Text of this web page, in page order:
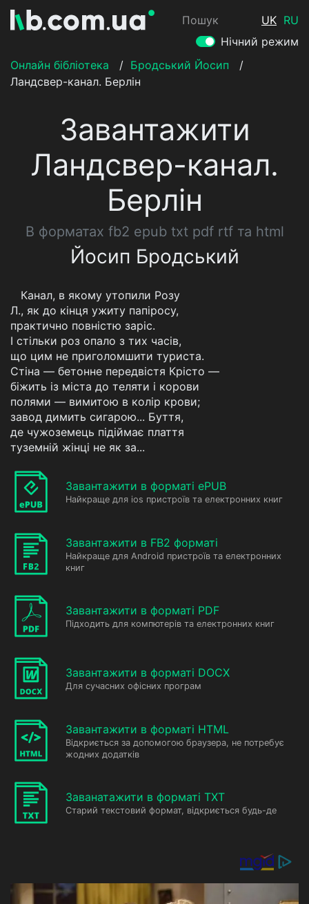
Пошук UK RU
Нічний режим
Онлайн бібліотека
/ Бродський Йосип
/
Ландсвер-канал. Берлін
Завантажити
Ландсвер-канал.
Берлін
В форматах fb2 epub txt pdf rtf та html
Йосип Бродський
Канал, в якому утопили Розу
Л., як до кінця ужиту папіросу,
практично повністю заріс.
І стільки роз опало з тих часів,
що цим не приголомшити туриста.
Стіна — бетонне передвістя Крісто —
біжить із міста до теляти і корови
полями — вимитою в колір крови;
завод димить сигарою... Буття,
де чужоземець підіймає плаття
туземній жінці не як за...
Завантажити в форматі ePUB
Найкраще для ios пристроїв та електронних книг
Завантажити в FB2 форматі
Найкраще для Android пристроїв та електронних
книг
Завантажити в форматі PDF
Підходить для компютерів та електронних книг
Завантажити в форматі DOCX
Для сучасних офісних програм
Завантажити в форматі HTML
Відкриється за допомогою браузера, не потребує
жодних додатків
Заванатажити в форматі TXT
Старий текстовий формат, відкриється будь-де